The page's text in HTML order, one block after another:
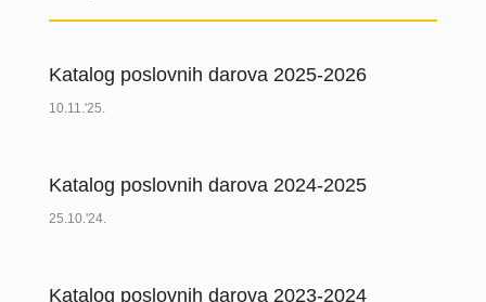
Katalog poslovnih darova 2025-2026
10.11.'25.
Katalog poslovnih darova 2024-2025
25.10.'24.
Katalog poslovnih darova 2023-2024